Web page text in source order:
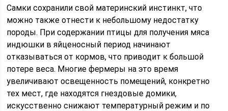
Самки сохранили свой материнский инстинкт, что
можно также отнести к небольшому недостатку
породы. При содержании птицы для получения мяса
индюшки в яйценосный период начинают
отказываться от кормов, что приводит к большой
потере веса. Многие фермеры на это время
увеличивают освещенность помещений, конкретно
тех мест, где находятся гнездовые домики,
искусственно снижают температурный режим и по